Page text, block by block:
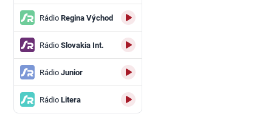
RádioRegina Východ
RádioSlovakia Int.
RádioJunior
RádioLitera